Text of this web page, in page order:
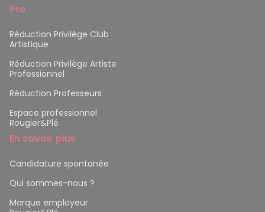
Pro
Réduction Privilège Club
Artistique
Réduction Privilège Artiste
Professionnel
Réduction Professeurs
Espace professionnel
Rougier&Plé
En savoir plus
Candidature spontanée
Qui sommes-nous ?
Marque employeur